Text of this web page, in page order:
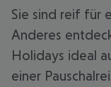
Sie sind reif für
Anderes
Holidays ideal
einer